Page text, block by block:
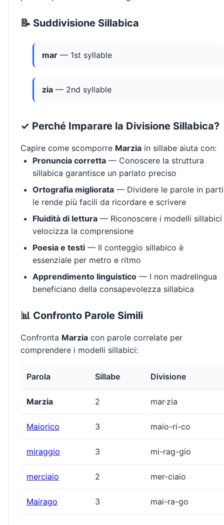
📝 Suddivisione Sillabica
mar — 1st syllable
zia — 2nd syllable
✓ Perché Imparare la Divisione Sillabica?
Capire come scomporre Marzia in sillabe aiuta con:
Pronuncia corretta — Conoscere la struttura
sillabica garantisce un parlato preciso
Ortografia migliorata — Dividere le parole in parti
le rende più facili da ricordare e scrivere
Fluidità di lettura — Riconoscere i modelli sillabici
velocizza la comprensione
Poesia e testi — Il conteggio sillabico è
essenziale per metro e ritmo
Apprendimento linguistico — I non madrelingua
beneficiano della consapevolezza sillabica
📊 Confronto Parole Simili
Confronta Marzia con parole correlate per
comprendere i modelli sillabici:
Parola Sillabe Divisione
Marzia 2 mar·zia
Maiorico 3 maio-ri-co
miraggio 3 mi-rag-gio
merciaio 2 mer-ciaio
Mairago 3 mai-ra-go